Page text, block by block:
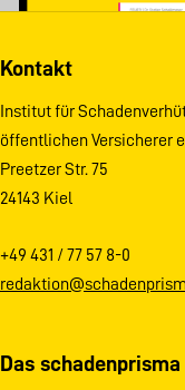
Kontakt
Institut für
öffentlichen Versicherer
Preetzer Str. 75
24143 Kiel
+49 431 / 77 57 8-0
Das schadenprisma